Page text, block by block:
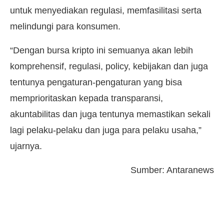
untuk menyediakan regulasi, memfasilitasi serta
melindungi para konsumen.
“Dengan bursa kripto ini semuanya akan lebih
komprehensif, regulasi, policy, kebijakan dan juga
tentunya pengaturan-pengaturan yang bisa
memprioritaskan kepada transparansi,
akuntabilitas dan juga tentunya memastikan sekali
lagi pelaku-pelaku dan juga para pelaku usaha,”
ujarnya.
Sumber: Antaranews